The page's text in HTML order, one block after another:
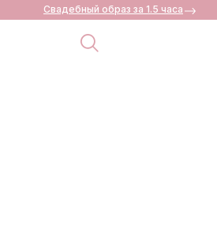
Свадебный образ за 1.5 часа